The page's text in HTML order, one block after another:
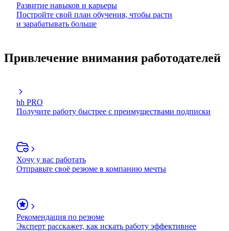
Развитие навыков и карьеры
Постройте свой план обучения, чтобы расти
и зарабатывать больше
Привлечение внимания работодателей
hh PRO
Получите работу быстрее с преимуществами подписки
Хочу у вас работать
Отправьте своё резюме в компанию мечты
Рекомендация по резюме
Эксперт расскажет, как искать работу эффективнее